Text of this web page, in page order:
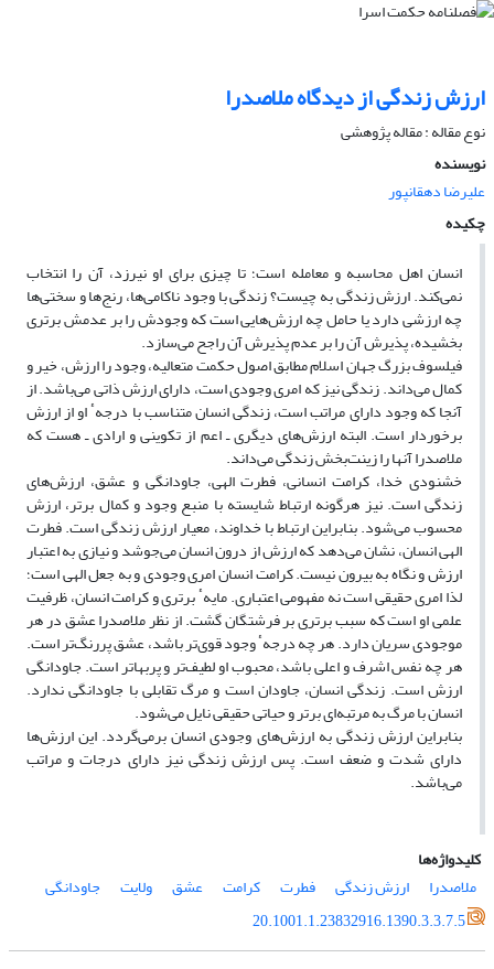
ارزش زندگی از دیدگاه ملاصدرا
نوع مقاله : مقاله پژوهشی
نویسنده
علیرضا دهقانپور
چکیده
انسان اهل محاسبه و معامله است؛ تا چیزی برای او نیرزد، آن را انتخاب
نمی‌کند. ارزش زندگی به چیست؟ زندگی با وجود ناکامی‌ها، رنج‌ها و سختی‌ها
چه ارزشی دارد یا حامل چه ارزش‌هایی است که وجودش را بر عدمش برتری
بخشیده، پذیرش آن را بر عدم پذیرش آن راجح می‌سازد.
فیلسوف بزرگ جهان اسلام مطابق اصول حکمت متعالیه، وجود را ارزش، خیر و
کمال می‌داند. زندگی نیز که امری وجودی است، دارای ارزش ذاتی می‌باشد. از
آنجا که وجود دارای مراتب است، زندگی انسان متناسب با درجهٴ او از ارزش
برخوردار است. البته ارزش‌های دیگری ـ اعم از تکوینی و ارادی ـ هست که
ملاصدرا آنها را زینت‌بخش زندگی می‌داند.
خشنودی خدا، کرامت انسانی، فطرت الهی، جاودانگی و عشق، ارزش‌های
زندگی است. نیز هرگونه ارتباط شایسته با منبع وجود و کمال برتر، ارزش
محسوب می‌شود. بنابراین ارتباط با خداوند، معیار ارزش زندگی است. فطرت
الهی انسان، نشان می‌دهد که ارزش از درون انسان می‌جوشد و نیازی به اعتبار
ارزش و نگاه به بیرون نیست. کرامت انسان امری وجودی و به جعل الهی است؛
لذا امری حقیقی است نه مفهومی اعتباری. مایهٴ برتری و کرامت انسان، ظرفیت
علمی او است که سبب برتری بر فرشتگان گشت. از نظر ملاصدرا عشق در هر
موجودی سریان دارد. هر چه درجهٴ وجود قوی‌تر باشد، عشق پررنگ‌تر است.
هر چه نفس اشرف و اعلی باشد، محبوب او لطیف‌تر و پربهاتر است. جاودانگی
ارزش است. زندگی انسان، جاودان است و مرگ تقابلی با جاودانگی ندارد.
انسان با مرگ به مرتبه‌ای برتر و حیاتی حقیقی نایل می‌شود.
بنابراین ارزش زندگی به ارزش‌های وجودی انسان برمی‌گردد. این ارزش‌ها
دارای شدت و ضعف است. پس ارزش زندگی نیز دارای درجات و مراتب
می‌باشد.
کلیدواژه‌ها
ملاصدرا
ارزش زندگی فطرت کرامت عشق ولایت
جاودانگی
20.1001.1.23832916.1390.3.3.7.5